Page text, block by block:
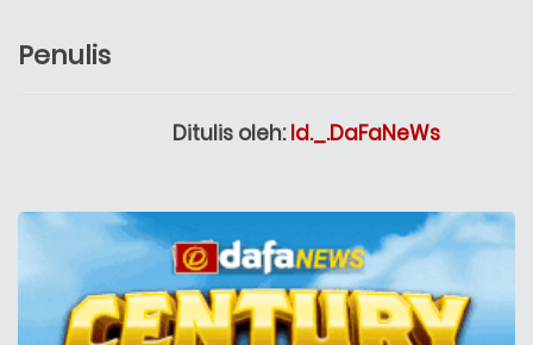
Penulis
Ditulis oleh:Id._.DaFaNeWs